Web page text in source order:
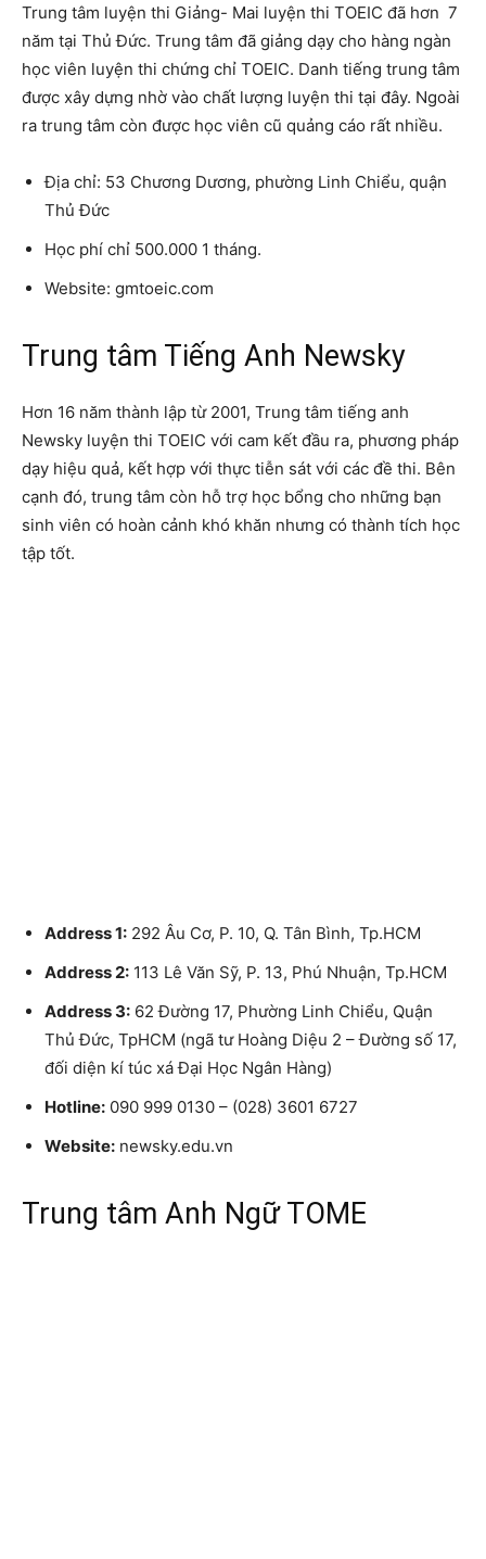
Trung tâm luyện thi Giảng- Mai luyện thi TOEIC đã hơn 7
năm tại Thủ Đức. Trung tâm đã giảng dạy cho hàng ngàn
học viên luyện thi chứng chỉ TOEIC. Danh tiếng trung tâm
được xây dựng nhờ vào chất lượng luyện thi tại đây. Ngoài
ra trung tâm còn được học viên cũ quảng cáo rất nhiều.
Địa chỉ: 53 Chương Dương, phường Linh Chiểu, quận
Thủ Đức
Học phí chỉ 500.000 1 tháng.
Website: gmtoeic.com
Trung tâm Tiếng Anh Newsky
Hơn 16 năm thành lập từ 2001, Trung tâm tiếng anh
Newsky luyện thi TOEIC với cam kết đầu ra, phương pháp
dạy hiệu quả, kết hợp với thực tiễn sát với các đề thi. Bên
cạnh đó, trung tâm còn hỗ trợ học bổng cho những bạn
sinh viên có hoàn cảnh khó khăn nhưng có thành tích học
tập tốt.
Address 1: 292 Âu Cơ, P. 10, Q. Tân Bình, Tp.HCM
Address 2: 113 Lê Văn Sỹ, P. 13, Phú Nhuận, Tp.HCM
Address 3: 62 Đường 17, Phường Linh Chiểu, Quận
Thủ Đức, TpHCM (ngã tư Hoàng Diệu 2 – Đường số 17,
đối diện kí túc xá Đại Học Ngân Hàng)
Hotline: 090 999 0130 – (028) 3601 6727
Website: newsky.edu.vn
Trung tâm Anh Ngữ TOME